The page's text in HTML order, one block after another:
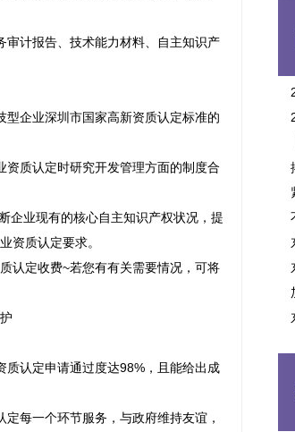
审计报告、技术能力材料、自主知识产
企业深圳市国家高新资质认定标准的
质认定时研究开发管理方面的制度合
企业现有的核心自主知识产权状况，提
资质认定要求。
认定收费~若您有有关需要情况，可将
认定申请通过度达98%，且能给出成
每一个环节服务，与政府维持友谊，